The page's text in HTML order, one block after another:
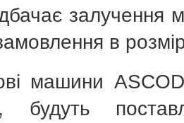
залучення
в
машини
будуть